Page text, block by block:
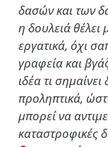
δασών και των
η δουλειά θέλει
εργατικά, όχι
γραφεία και
ιδέα τι
προληπτικά,
μπορεί να
καταστροφικές